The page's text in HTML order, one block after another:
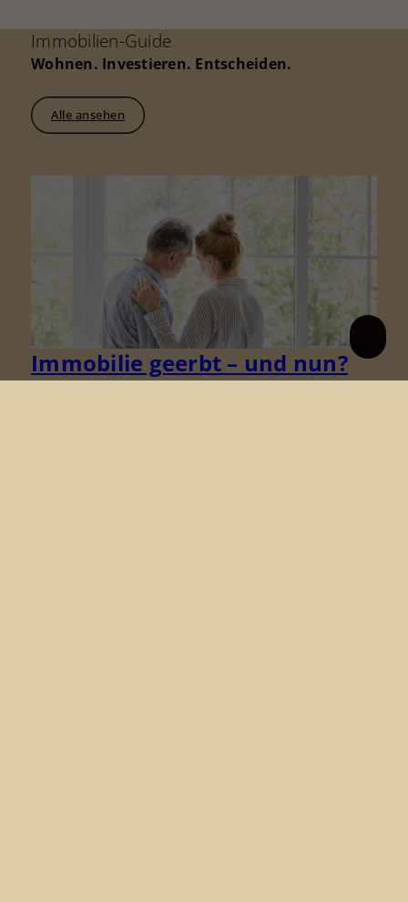
Immobilien-Guide
Wohnen. Investieren. Entscheiden.
Alle ansehen
Immobilie geerbt – und nun?